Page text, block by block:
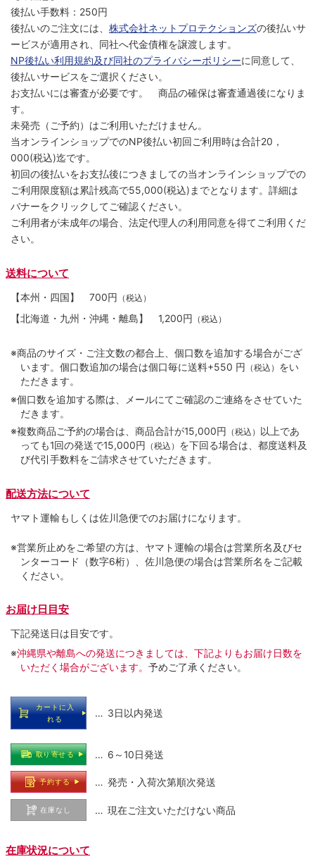
後払い手数料：250円
後払いのご注文には、 株式会社ネットプロテクションズの後払いサ
ービスが適用され、同社へ代金債権を譲渡します。
NP後払い利用規約及び同社のプライバシーポリシーに同意して、
後払いサービスをご選択ください。
お支払いには審査が必要です。 商品の確保は審査通過後になりま
す。
未発売（ご予約）はご利用いただけません。
当オンラインショップでのNP後払い初回ご利用時は合計20，
000(税込)迄です。
初回の後払いをお支払後につきましての当オンラインショップでの
ご利用限度額は累計残高で55,000(税込)までとなります。詳細は
バナーをクリックしてご確認ください。
ご利用者が未成年の場合、法定代理人の利用同意を得てご利用くだ
さい。
送料について
【本州・四国】 700円 （税込）
【北海道・九州・沖縄・離島】 1,200円 （税込）
※商品のサイズ・ご注文数の都合上、個口数を追加する場合がござ
います。個口数追加の場合は個口毎に送料+550 円 （税込） をい
ただきます。
※個口数を追加する際は、メールにてご確認のご連絡をさせていた
だきます。
※複数商品ご予約の場合は、商品合計が15,000円 （税込） 以上であ
っても1回の発送で15,000円 （税込） を下回る場合は、都度送料及
び代引手数料をご請求させていただきます。
配送方法について
ヤマト運輸もしくは佐川急便でのお届けになります。
※営業所止めをご希望の方は、ヤマト運輸の場合は営業所名及びセ
ンターコード（数字6桁）、佐川急便の場合は営業所名をご記載
ください。
お届け日目安
下記発送日は目安です。
※沖縄県や離島への発送につきましては、下記よりもお届け日数を
いただく場合がございます。 予めご了承ください。
カートに入
れる
… 3日以内発送
取り寄せる … 6～10日発送
予約する … 発売・入荷次第順次発送
在庫なし … 現在ご注文いただけない商品
在庫状況について